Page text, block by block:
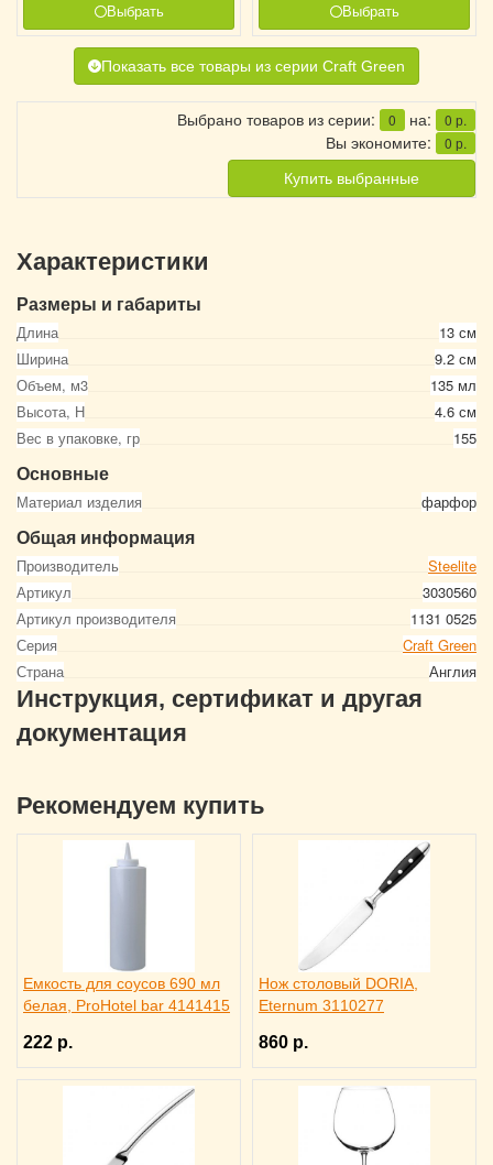
Выбрать Выбрать
Показать все товары из серии Craft Green
Выбрано товаров из серии: 0 на: 0 р.
Вы экономите: 0 р.
Купить выбранные
Характеристики
Размеры и габариты
Длина
13 см
Ширина
9.2 см
Объем, м3
135 мл
Высота, Н
4.6 см
Вес в упаковке, гр
155
Основные
Материал изделия фарфор
Общая информация
Производитель
Steelite
Артикул
3030560
Артикул производителя
1131 0525
Серия
Craft Green
Страна
Англия
Инструкция, сертификат и другая
документация
Рекомендуем купить
Емкость для соусов 690 мл
белая, ProHotel bar 4141415
222 р.
Нож столовый DORIA,
Eternum 3110277
860 р.